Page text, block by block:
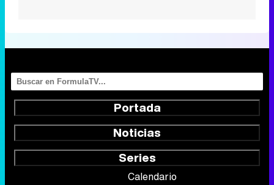
Portada
Noticias
Series
Calendario